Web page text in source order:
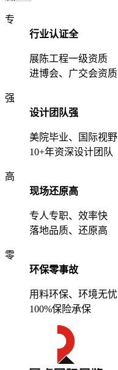
专
行业认证全
展陈工程一级资质
进博会、广交会资质
强
设计团队强
美院毕业、国际视野
10+年资深设计团队
高
现场还原高
专人专职、效率快
落地品质、还原高
零
环保零事故
用料环保、环境无忧
100%保险承保